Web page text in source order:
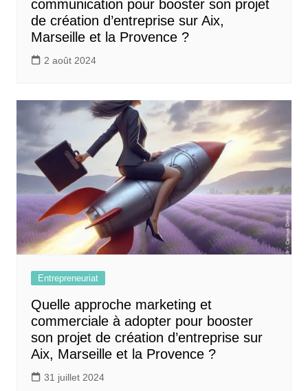
communication pour booster son projet
de création d’entreprise sur Aix,
Marseille et la Provence ?
2 août 2024
Entrepreneuriat
Quelle approche marketing et
commerciale à adopter pour booster
son projet de création d’entreprise sur
Aix, Marseille et la Provence ?
31 juillet 2024